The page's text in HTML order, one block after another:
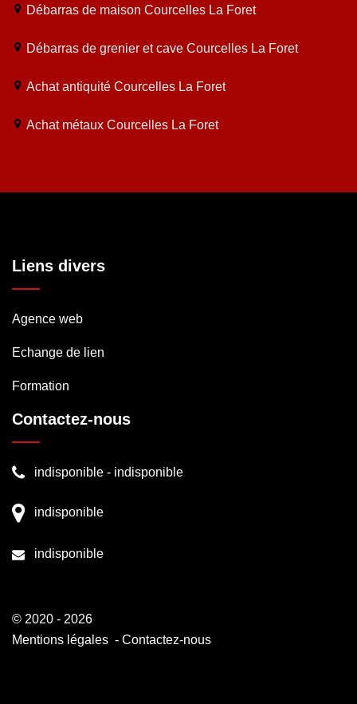
Débarras de maison Courcelles La Foret
Débarras de grenier et cave Courcelles La Foret
Achat antiquité Courcelles La Foret
Achat métaux Courcelles La Foret
Liens divers
Agence web
Echange de lien
Formation
Contactez-nous
indisponible - indisponible
indisponible
indisponible
© 2020 - 2026
Mentions légales - Contactez-nous